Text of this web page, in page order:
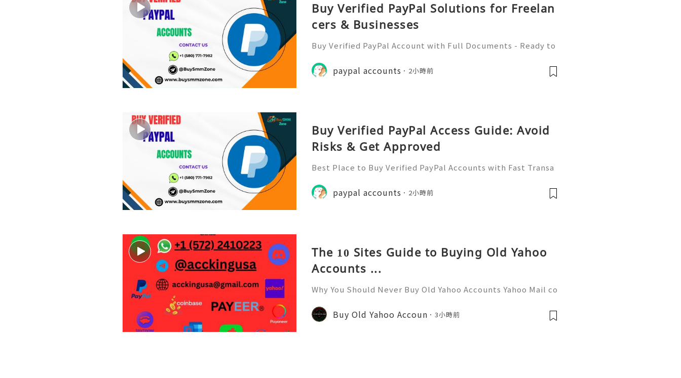
Buy Verified PayPal Solutions for Freelan
cers & Businesses
Buy Verified PayPal Account with Full Documents - Ready to
m: @BuySmmZone ✅ Skype: BuySmmZone 📧 Email:
paypal accounts 2小時前
Buy Verified PayPal Access Guide: Avoid
Risks & Get Approved
Best Place to Buy Verified PayPal Accounts with Fast Transa
026, transaction speed is the ultimate differentiator. Wheth
er you are bidding on a
paypal accounts 2小時前
The 10 Sites Guide to Buying Old Yahoo
Accounts ...
Why You Should Never Buy Old Yahoo Accounts Yahoo Mail co
onal communication, business correspondence, and online a
ccount recovery. Because of
Buy Old Yahoo Accoun 3小時前